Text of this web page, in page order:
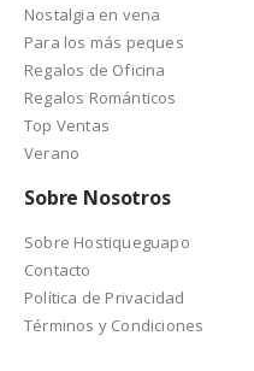
Nostalgia en vena
Para los más peques
Regalos de Oficina
Regalos Románticos
Top Ventas
Verano
Sobre Nosotros
Sobre Hostiqueguapo
Contacto
Política de Privacidad
Términos y Condiciones